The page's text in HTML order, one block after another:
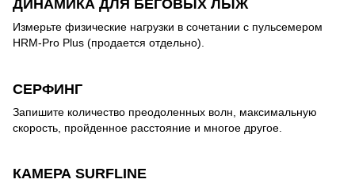
ДИНАМИКА ДЛЯ БЕГОВЫХ ЛЫЖ
Измерьте физические нагрузки в сочетании с пульсемером
HRM-Pro Plus (продается отдельно).
СЕРФИНГ
Запишите количество преодоленных волн, максимальную
скорость, пройденное расстояние и многое другое.
КАМЕРА SURFLINE